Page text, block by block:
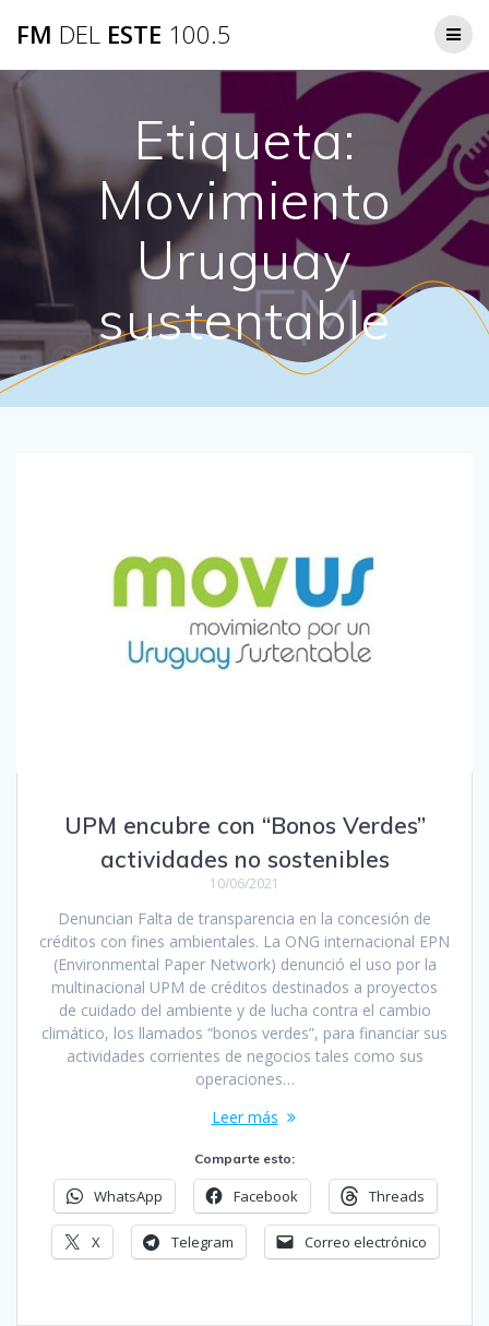
FM DEL ESTE 100.5
Etiqueta:
Movimiento
Uruguay
sustentable
UPM encubre con “Bonos Verdes”
actividades no sostenibles
10/06/2021
Denuncian Falta de transparencia en la concesión de
créditos con fines ambientales. La ONG internacional EPN
(Environmental Paper Network) denunció el uso por la
multinacional UPM de créditos destinados a proyectos
de cuidado del ambiente y de lucha contra el cambio
climático, los llamados “bonos verdes”, para financiar sus
actividades corrientes de negocios tales como sus
operaciones…
Leer más
Comparte esto:
WhatsApp Facebook Threads
X Telegram Correo electrónico